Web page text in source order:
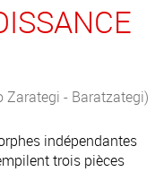
Zarategi - Baratzategi)
indépendantes
trois pièces